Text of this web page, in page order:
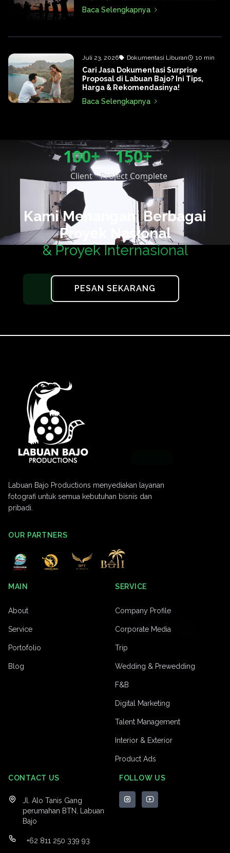
Baca Selengkapnya
Juli 23, 2026 Dokumentasi Liburan 10 min
Cari Jasa Dokumentasi Surprise
Proposal di Labuan Bajo? Ini Tips,
Harga & Rekomendasinya!
Baca Selengkapnya
100+
Client
150+
Project Complete
Kami Menangani Berbagai
Proyek Nasional
& Proyek Internasional
PESAN SEKARANG
Labuan Bajo Productions menyediakan layanan
fotografi untuk semua kebutuhan bisnis dan
pribadi.
OUR PARTNERS
MAIN
About
Service
Portofolio
Blog
SERVICE
Company Profile
Corporate Media
Trip
Wedding & Prewedding
F&B
Digital Marketing
Talent Management
Interior & Exterior
Product Ads
CONTACT US
Jl. Alo Tanis Gang
perumahan BTN, Labuan
Bajo
+62 811 250 339 93
FOLLOW US